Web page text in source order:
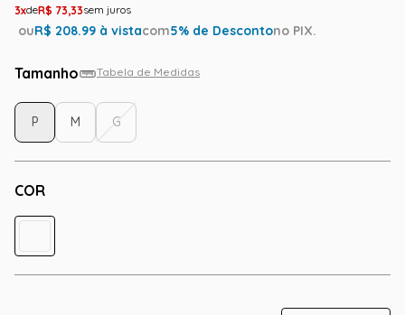
3 R$ 73,33
ouR$ 208.99 à vistacom5% de Descontono PIX.
Tamanho Tabela de Medidas
COR
P M G